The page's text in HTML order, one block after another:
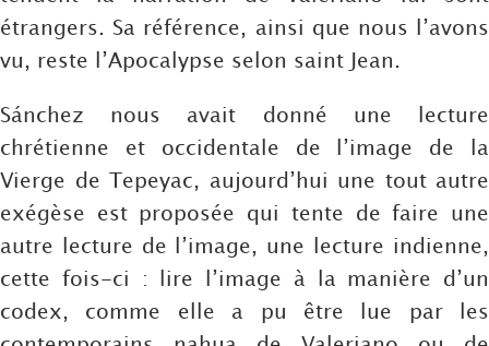
étrangers. Sa référence, ainsi que nous l’avons
vu, reste l’Apocalypse selon saint Jean.
Sánchez nous avait donné une lecture
chrétienne et occidentale de l’image de la
Vierge de Tepeyac, aujourd’hui une tout autre
exégèse est proposée qui tente de faire une
autre lecture de l’image, une lecture indienne,
cette fois-ci : lire l’image à la manière d’un
codex, comme elle a pu être lue par les